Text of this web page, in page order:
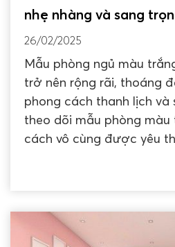
nhẹ nhàng và sang
26/02/2025
Mẫu phòng ngủ màu
trở nên rộng rãi, thoáng
phong cách thanh lịch và
theo dõi mẫu phòng màu
cách vô cùng được yêu